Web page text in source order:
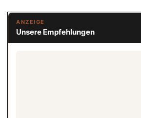
ANZEIGE
Unsere Empfehlungen